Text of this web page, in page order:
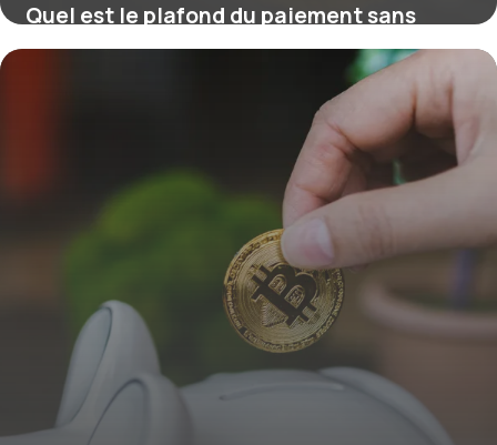
Quel est le plafond du paiement sans
contact ?